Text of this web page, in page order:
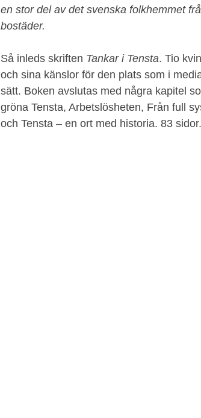
en stor del av det svenska folkhemmet
bostäder.
Så inleds skriften Tankar i Tensta. Tio
och sina känslor för den plats som i
sätt. Boken avslutas med några kapitel
gröna Tensta, Arbetslösheten, Från full
och Tensta – en ort med historia. 83 sidor.